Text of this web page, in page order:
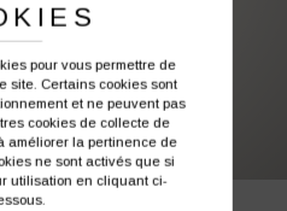
plus d’informations ?
contact@colbleu.fr
pour vous permettre de
site. Certains cookies sont
et ne peuvent pas
cookies de collecte de
améliorer la pertinence de
ne sont activés que si
utilisation en cliquant ci-